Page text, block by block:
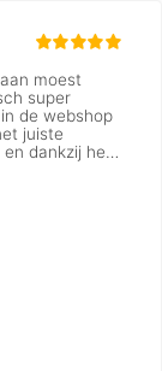
moest
super
de webshop
juiste
dankzij het